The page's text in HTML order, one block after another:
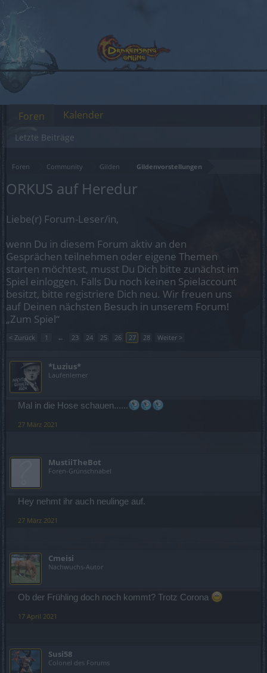
Foren Community Gilden Gildenvorstellungen
ORKUS auf Heredur
Liebe(r) Forum-Leser/in,
wenn Du in diesem Forum aktiv an den
Gesprächen teilnehmen oder eigene Themen
starten möchtest, musst Du Dich bitte zunächst im
Spiel einloggen. Falls Du noch keinen Spielaccount
besitzt, bitte registriere Dich neu. Wir freuen uns
auf Deinen nächsten Besuch in unserem Forum!
„Zum Spiel“
< Zurück 1 ← 23 24 25 26 27 28 Weiter >
*Luzius*
Laufenlerner
Mal in die Hose schauen......
27 März 2021
MustiiTheBot
Foren-Grünschnabel
Hey nehmt ihr auch neulinge auf.
27 März 2021
Cmeisi
Nachwuchs-Autor
Ob der Frühling doch noch kommt? Trotz Corona
17 April 2021
Susi58
Colonel des Forums
Foren
Letzte Beiträge
Kalender